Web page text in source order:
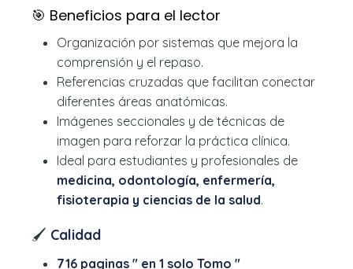
🎯 Beneficios para el lector
Organización por sistemas que mejora la
comprensión y el repaso.
Referencias cruzadas que facilitan conectar
diferentes áreas anatómicas.
Imágenes seccionales y de técnicas de
imagen para reforzar la práctica clínica.
Ideal para estudiantes y profesionales de
medicina, odontología, enfermería,
fisioterapia y ciencias de la salud.
🖌️ Calidad
716 paginas " en 1 solo Tomo "